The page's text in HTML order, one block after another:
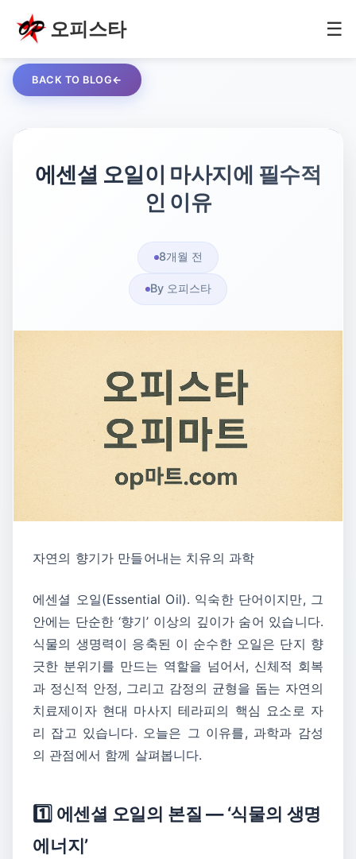
오피스타 ☰
BACK TO BLOG
에센셜 오일이 마사지에 필수적
인 이유
8개월 전
By 오피스타
자연의 향기가 만들어내는 치유의 과학
에센셜 오일(Essential Oil). 익숙한 단어이지만, 그
안에는 단순한 ‘향기’ 이상의 깊이가 숨어 있습니다.
식물의 생명력이 응축된 이 순수한 오일은 단지 향
긋한 분위기를 만드는 역할을 넘어서, 신체적 회복
과 정신적 안정, 그리고 감정의 균형을 돕는 자연의
치료제이자 현대 마사지 테라피의 핵심 요소로 자
리 잡고 있습니다. 오늘은 그 이유를, 과학과 감성
의 관점에서 함께 살펴봅니다.
1️⃣ 에센셜 오일의 본질 — ‘식물의 생명
에너지’